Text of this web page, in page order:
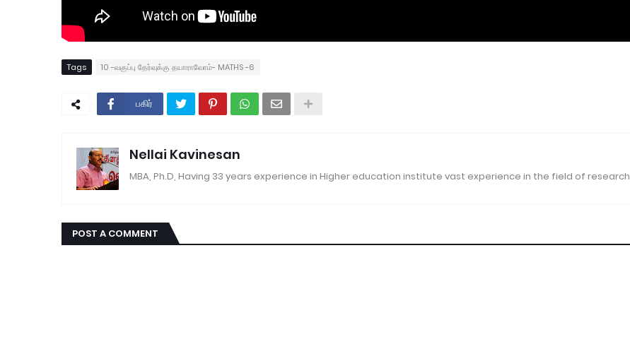
Tags 10 -வகுப்பு தேர்வுக்கு தயாராவோம்- MATHS -6
பகிர்
Nellai Kavinesan
MBA, Ph.D, Having 33 years experience in Higher education institute vast experience in the field of research
POST A COMMENT